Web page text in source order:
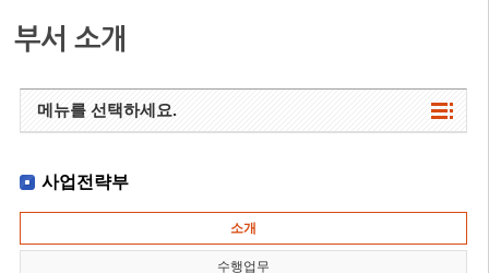
부서 소개
메뉴를 선택하세요.
사업전략부
소개
수행업무